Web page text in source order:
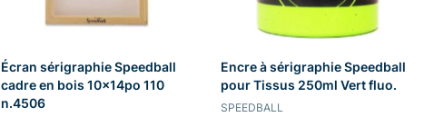
Écran sérigraphie Speedball
cadre en bois 10x14po 110
n.4506
Encre à sérigraphie Speedball
pour Tissus 250ml Vert fluo.
SPEEDBALL